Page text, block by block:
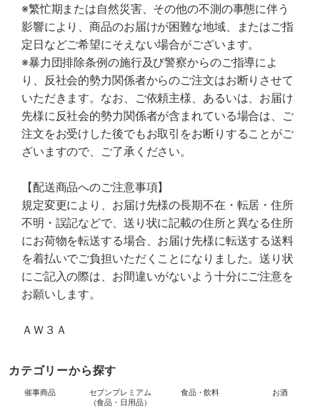
※繁忙期または自然災害、その他の不測の事態に伴う
影響により、商品のお届けが困難な地域、またはご指
定日などご希望にそえない場合がございます。
※暴力団排除条例の施行及び警察からのご指導によ
り、反社会的勢力関係者からのご注文はお断りさせて
いただきます。なお、ご依頼主様、あるいは、お届け
先様に反社会的勢力関係者が含まれている場合は、ご
注文をお受けした後でもお取引をお断りすることがご
ざいますので、ご了承ください。
【配送商品へのご注意事項】
規定変更により、お届け先様の長期不在・転居・住所
不明・誤記などで、送り状に記載の住所と異なる住所
にお荷物を転送する場合、お届け先様に転送する送料
を着払いでご負担いただくことになりました。送り状
にご記入の際は、お間違いがないよう十分にご注意を
お願いします。
ＡＷ３Ａ
カテゴリーから探す
催事商品
セブンプレミアム
（食品・日用品）
食品・飲料 お酒